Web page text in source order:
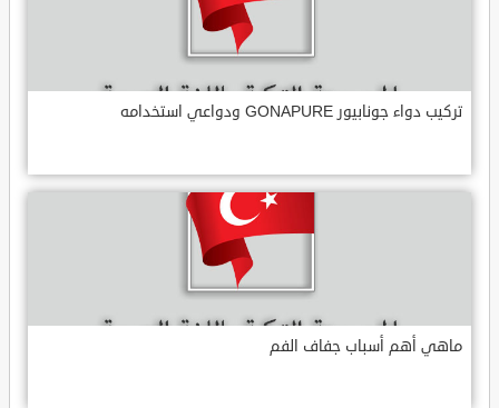
تركيب دواء جونابيور GONAPURE ودواعي استخدامه
ماهي أهم أسباب جفاف الفم